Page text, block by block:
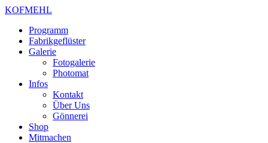
KOFMEHL
Programm
Fabrikgeflüster
Galerie
Fotogalerie
Photomat
Infos
Kontakt
Über Uns
Gönnerei
Shop
Mitmachen